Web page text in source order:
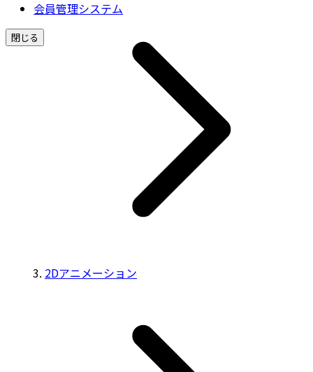
会員管理システム
閉じる
2Dアニメーション